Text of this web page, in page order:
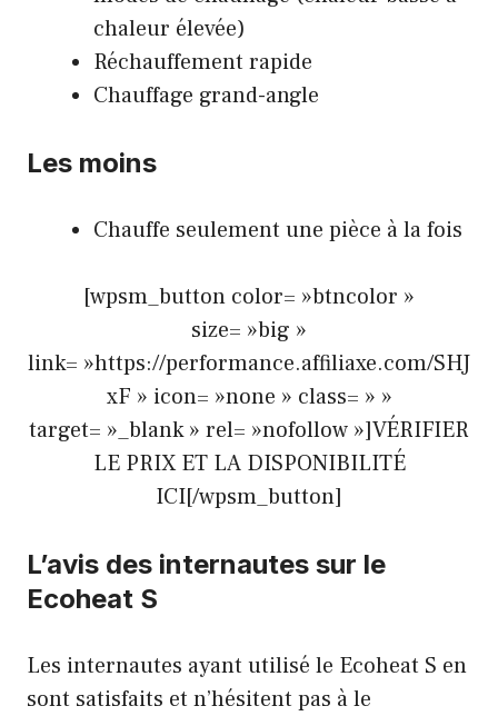
chaleur élevée)
Réchauffement rapide
Chauffage grand-angle
Les moins
Chauffe seulement une pièce à la fois
[wpsm_button color= »btncolor »
size= »big »
link= »https://performance.affiliaxe.com/SHJ
xF » icon= »none » class= » »
target= »_blank » rel= »nofollow »]VÉRIFIER
LE PRIX ET LA DISPONIBILITÉ
ICI[/wpsm_button]
L’avis des internautes sur le
Ecoheat S
Les internautes ayant utilisé le Ecoheat S en
sont satisfaits et n’hésitent pas à le